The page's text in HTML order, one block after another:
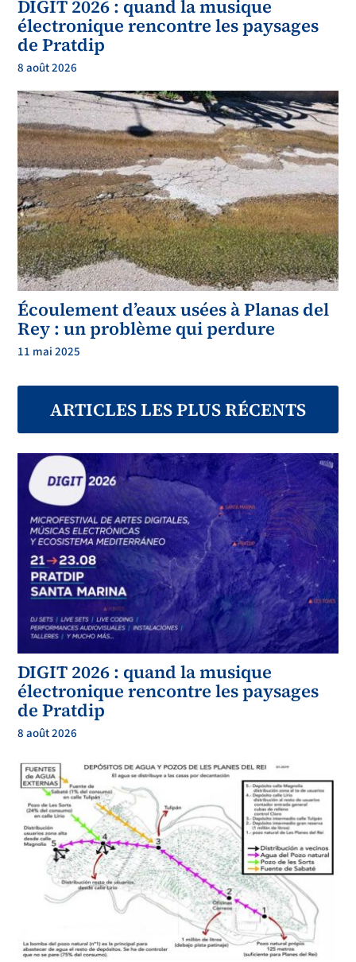
DIGIT 2026 : quand la musique
électronique rencontre les paysages
de Pratdip
8 août 2026
Écoulement d’eaux usées à Planas del
Rey : un problème qui perdure
11 mai 2025
ARTICLES LES PLUS RÉCENTS
DIGIT 2026 : quand la musique
électronique rencontre les paysages
de Pratdip
8 août 2026